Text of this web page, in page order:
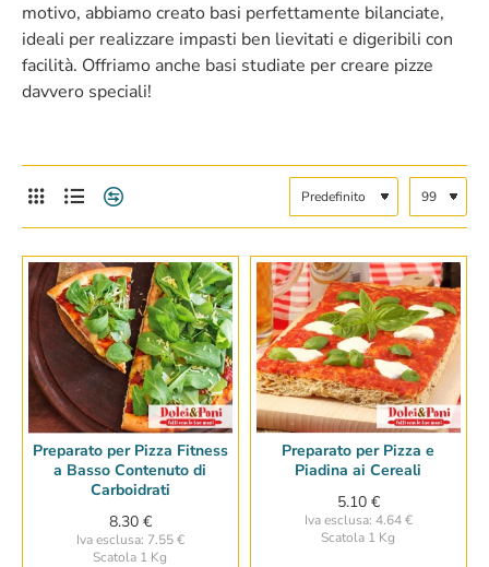
motivo, abbiamo creato basi perfettamente bilanciate,
ideali per realizzare impasti ben lievitati e digeribili con
facilità. Offriamo anche basi studiate per creare pizze
davvero speciali!
Preparato per Pizza Fitness
a Basso Contenuto di
Carboidrati
8.30 €
Iva esclusa: 7.55 €
Scatola 1 Kg
Preparato per Pizza e
Piadina ai Cereali
5.10 €
Iva esclusa: 4.64 €
Scatola 1 Kg